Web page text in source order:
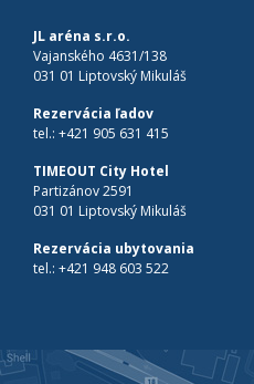
JL aréna s.r.o.
Vajanského 4631/138
031 01 Liptovský Mikuláš
Rezervácia ľadov
tel.: +421 905 631 415
TIMEOUT City Hotel
Partizánov 2591
031 01 Liptovský Mikuláš
Rezervácia ubytovania
tel.: +421 948 603 522